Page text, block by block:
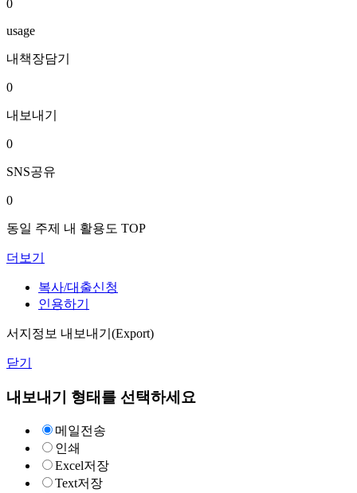
0
usage
내책장담기
0
내보내기
0
SNS공유
0
동일 주제 내 활용도 TOP
더보기
복사/대출신청
인용하기
서지정보 내보내기(Export)
닫기
내보내기 형태를 선택하세요
메일전송
인쇄
Excel저장
Text저장